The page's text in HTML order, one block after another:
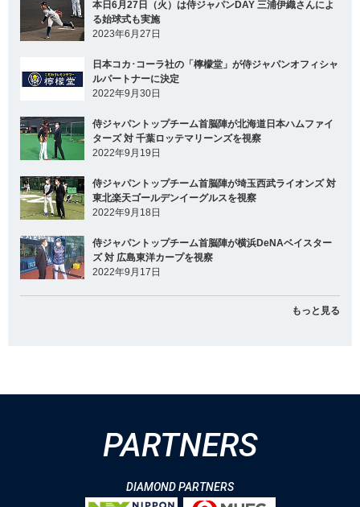
本日6月27日（火）は侍ジャパンDAY 三浦伊織さんによ
る始球式も実施
2023年6月27日
日本コカ･コーラ社の「檸檬堂」が侍ジャパンオフィシャ
ルパートナーに決定
2022年9月30日
侍ジャパントップチーム首脳陣が北海道日本ハムファイ
ターズ 対 千葉ロッテマリーンズを視察
2022年9月19日
侍ジャパントップチーム首脳陣が埼玉西武ライオンズ 対
東北楽天ゴールデンイーグルスを視察
2022年9月18日
侍ジャパントップチーム首脳陣が横浜DeNAベイスター
ズ 対 広島東洋カープを視察
2022年9月17日
もっと見る
PARTNERS
DIAMOND PARTNERS